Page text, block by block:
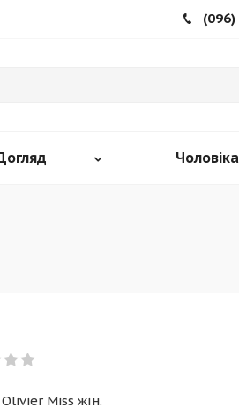
Miss жін.